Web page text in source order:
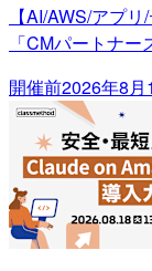
【AI/AWS/アプ
「CMパートナ
開催前2026年8月